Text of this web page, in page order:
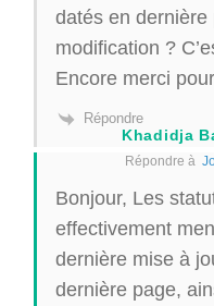
datés en
modification ?
Encore merci
Répondre
Khadidja
Répondre à
Bonjour, Les
effectivement
dernière mise à
dernière page,